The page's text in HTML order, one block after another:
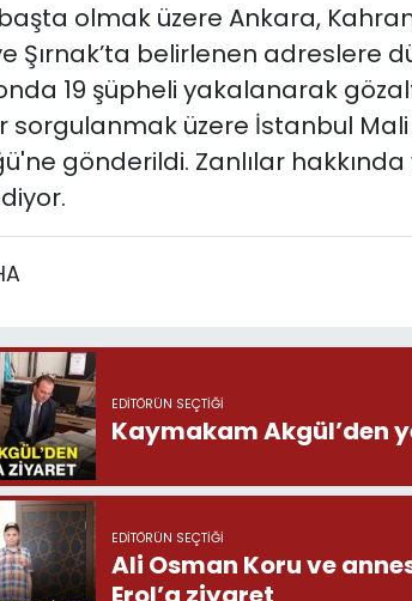
olmak üzere Ankara,
Şırnak’ta belirlenen adreslere
19 şüpheli yakalanarak
sorgulanmak üzere İstanbul
gönderildi. Zanlılar
EDITÖRÜN SEÇTIĞI
Kaymakam Akgül’den
EDITÖRÜN SEÇTIĞI
Ali Osman Koru ve